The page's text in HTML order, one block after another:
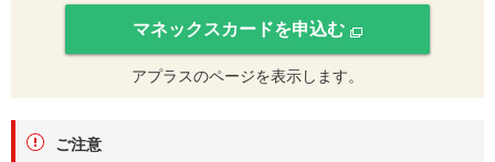
マネックスカードを申込む
アプラスのページを表示します。
ご注意